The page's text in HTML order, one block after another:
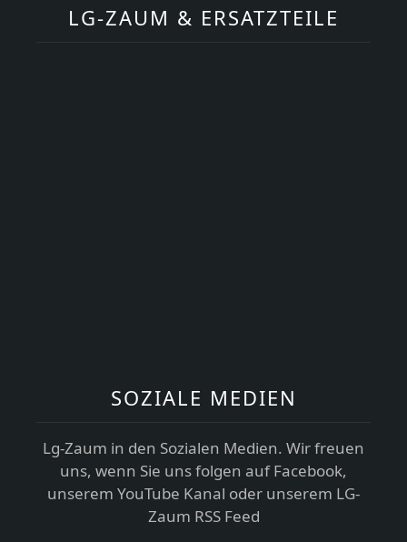
LG-ZAUM & ERSATZTEILE
SOZIALE MEDIEN
Lg-Zaum in den Sozialen Medien. Wir freuen
uns, wenn Sie uns folgen auf Facebook,
unserem YouTube Kanal oder unserem LG-
Zaum RSS Feed